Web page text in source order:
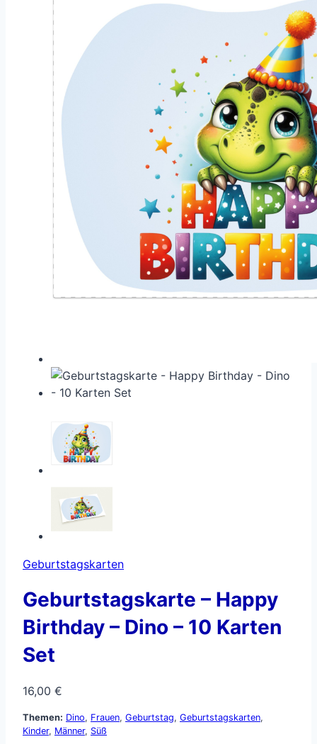
Geburtstagskarten
Geburtstagskarte – Happy
Birthday – Dino – 10 Karten
Set
16,00 €
Themen: Dino, Frauen, Geburtstag, Geburtstagskarten,
Kinder, Männer, Süß